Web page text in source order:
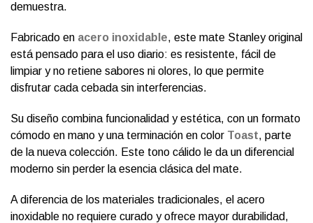
demuestra.
Fabricado en acero inoxidable, este mate Stanley original
está pensado para el uso diario: es resistente, fácil de
limpiar y no retiene sabores ni olores, lo que permite
disfrutar cada cebada sin interferencias.
Su diseño combina funcionalidad y estética, con un formato
cómodo en mano y una terminación en color Toast, parte
de la nueva colección. Este tono cálido le da un diferencial
moderno sin perder la esencia clásica del mate.
A diferencia de los materiales tradicionales, el acero
inoxidable no requiere curado y ofrece mayor durabilidad,